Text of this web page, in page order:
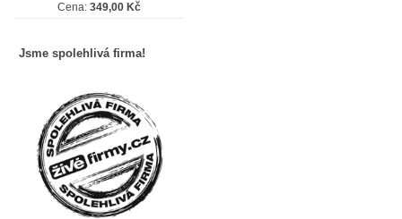
Cena: 349,00 Kč
Jsme spolehlivá firma!